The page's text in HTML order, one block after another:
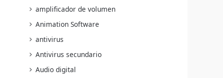
amplificador de volumen
Animation Software
antivirus
Antivirus secundario
Audio digital